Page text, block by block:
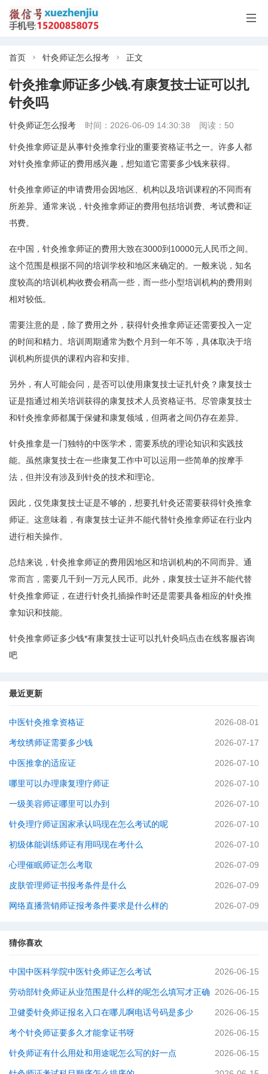

首页  针灸师证怎么报考  正文
针灸推拿师证多少钱.有康复技士证可以扎
针灸吗
针灸师证怎么报考 时间：2026-06-09 14:30:38 阅读：50
针灸推拿师证是从事针灸推拿行业的重要资格证书之一。许多人都
对针灸推拿师证的费用感兴趣，想知道它需要多少钱来获得。
针灸推拿师证的申请费用会因地区、机构以及培训课程的不同而有
所差异。通常来说，针灸推拿师证的费用包括培训费、考试费和证
书费。
在中国，针灸推拿师证的费用大致在3000到10000元人民币之间。
这个范围是根据不同的培训学校和地区来确定的。一般来说，知名
度较高的培训机构收费会稍高一些，而一些小型培训机构的费用则
相对较低。
需要注意的是，除了费用之外，获得针灸推拿师证还需要投入一定
的时间和精力。培训周期通常为数个月到一年不等，具体取决于培
训机构所提供的课程内容和安排。
另外，有人可能会问，是否可以使用康复技士证扎针灸？康复技士
证是指通过相关培训获得的康复技术人员资格证书。尽管康复技士
和针灸推拿师都属于保健和康复领域，但两者之间仍存在差异。
针灸推拿是一门独特的中医学术，需要系统的理论知识和实践技
能。虽然康复技士在一些康复工作中可以运用一些简单的按摩手
法，但并没有涉及到针灸的技术和理论。
因此，仅凭康复技士证是不够的，想要扎针灸还需要获得针灸推拿
师证。这意味着，有康复技士证并不能代替针灸推拿师证在行业内
进行相关操作。
总结来说，针灸推拿师证的费用因地区和培训机构的不同而异。通
常而言，需要几千到一万元人民币。此外，康复技士证并不能代替
针灸推拿师证，在进行针灸扎插操作时还是需要具备相应的针灸推
拿知识和技能。
针灸推拿师证多少钱*有康复技士证可以扎针灸吗点击在线客服咨询
吧
最近更新
中医针灸推拿资格证 2026-08-01
考纹绣师证需要多少钱 2026-07-17
中医推拿的适应证 2026-07-10
哪里可以办理康复理疗师证 2026-07-10
一级美容师证哪里可以办到 2026-07-10
针灸理疗师证国家承认吗现在怎么考试的呢 2026-07-10
初级体能训练师证有用吗现在考什么 2026-07-10
心理催眠师证怎么考取 2026-07-09
皮肤管理师证书报考条件是什么 2026-07-09
网络直播营销师证报考条件要求是什么样的 2026-07-09
猜你喜欢
中国中医科学院中医针灸师证怎么考试 2026-06-15
劳动部针灸师证从业范围是什么样的呢怎么填写才正确 2026-06-15
卫健委针灸师证报名入口在哪儿啊电话号码是多少 2026-06-15
考个针灸师证要多久才能拿证书呀 2026-06-15
针灸师证有什么用处和用途呢怎么写的好一点 2026-06-15